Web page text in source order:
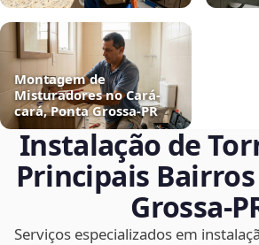
Montagem de
Misturadores no Cará-
cará, Ponta Grossa‑PR
Instalação de
Principais
Serviços especializados em